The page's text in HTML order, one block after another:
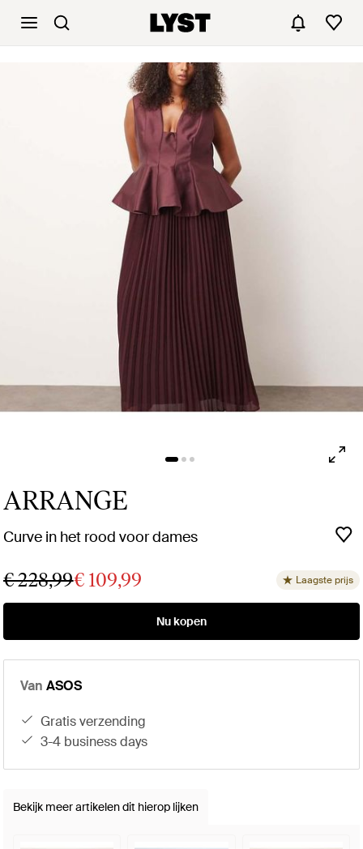
ARRANGE
Curve in het rood voor dames
€ 228,99€ 109,99 Laagste prijs
Nu kopen
Van ASOS
gratis verzending
3-4 business days
Bekijk meer artikelen dit hierop lijken